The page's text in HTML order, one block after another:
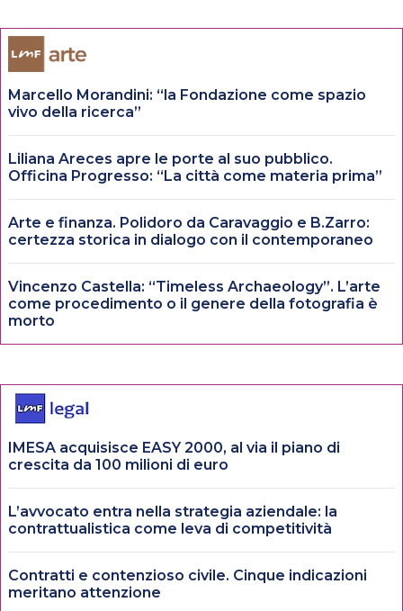
Marcello Morandini: “la Fondazione come spazio
vivo della ricerca”
Liliana Areces apre le porte al suo pubblico.
Officina Progresso: “La città come materia prima”
Arte e finanza. Polidoro da Caravaggio e B.Zarro:
certezza storica in dialogo con il contemporaneo
Vincenzo Castella: “Timeless Archaeology”. L’arte
come procedimento o il genere della fotografia è
morto
IMESA acquisisce EASY 2000, al via il piano di
crescita da 100 milioni di euro
L’avvocato entra nella strategia aziendale: la
contrattualistica come leva di competitività
Contratti e contenzioso civile. Cinque indicazioni
meritano attenzione